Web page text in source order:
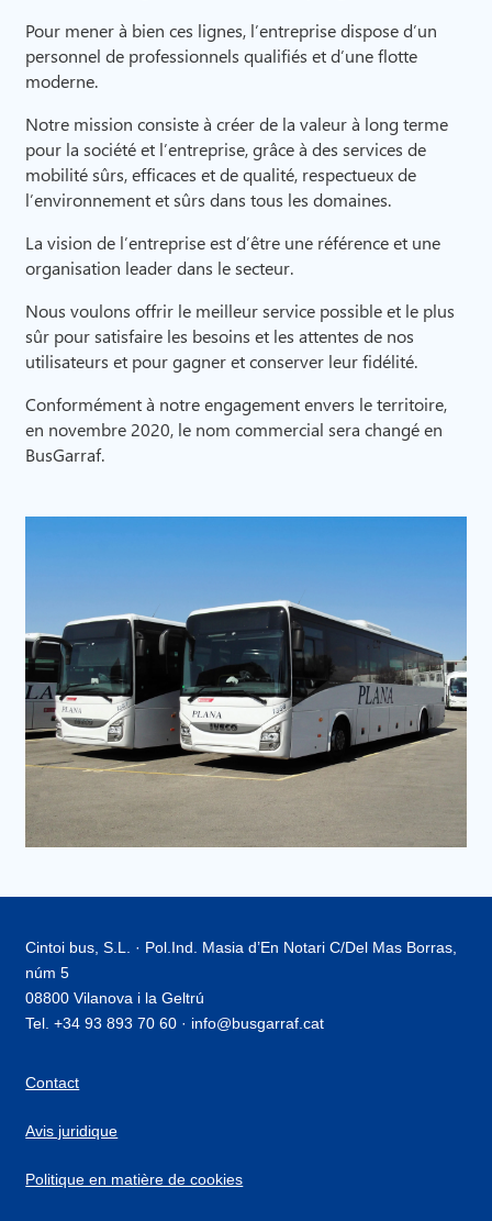
Pour mener à bien ces lignes, l’entreprise dispose d’un
personnel de professionnels qualifiés et d’une flotte
moderne.
Notre mission consiste à créer de la valeur à long terme
pour la société et l’entreprise, grâce à des services de
mobilité sûrs, efficaces et de qualité, respectueux de
l’environnement et sûrs dans tous les domaines.
La vision de l’entreprise est d’être une référence et une
organisation leader dans le secteur.
Nous voulons offrir le meilleur service possible et le plus
sûr pour satisfaire les besoins et les attentes de nos
utilisateurs et pour gagner et conserver leur fidélité.
Conformément à notre engagement envers le territoire,
en novembre 2020, le nom commercial sera changé en
BusGarraf.
Cintoi bus, S.L. · Pol.Ind. Masia d’En Notari C/Del Mas Borras,
núm 5
08800 Vilanova i la Geltrú
Tel. +34 93 893 70 60 · info@busgarraf.cat
Contact
Avis juridique
Politique en matière de cookies